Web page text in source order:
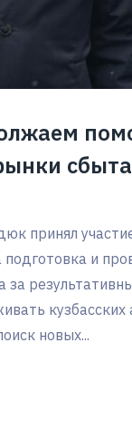
сбыта
принял
и
за
кузбасских
новых...